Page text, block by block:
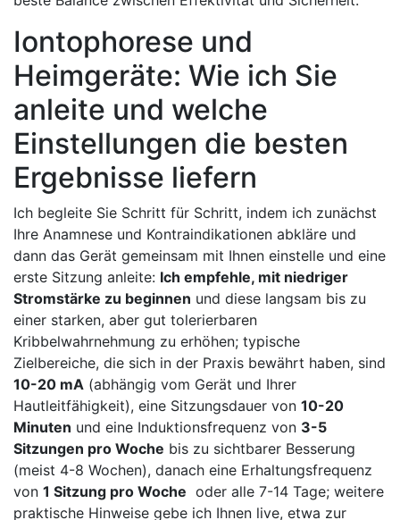
Iontophorese und
Heimgeräte: Wie ich Sie
anleite ⁤und welche
Einstellungen⁢ die besten
Ergebnisse liefern
Ich begleite​ Sie Schritt für Schritt, indem ich ​zunächst⁤
Ihre ​Anamnese und Kontraindikationen abkläre und
dann das Gerät gemeinsam mit Ihnen einstelle und eine
erste⁤ Sitzung ⁣anleite: Ich empfehle, mit niedriger
Stromstärke zu beginnen und diese⁤ langsam bis zu
einer starken, aber gut tolerierbaren
Kribbelwahrnehmung zu erhöhen; ⁤typische
Zielbereiche, die sich in der Praxis bewährt haben, sind⁢
10-20 mA (abhängig⁢ vom Gerät und Ihrer
Hautleitfähigkeit), ⁤eine⁣ Sitzungsdauer ​von 10-20
Minuten und eine⁢ Induktionsfrequenz von 3-5‌
Sitzungen pro Woche bis zu sichtbarer Besserung
(meist 4-8 Wochen), danach⁤ eine Erhaltungsfrequenz
von 1 Sitzung ‍pro Woche ​ oder alle 7-14 ⁤Tage; weitere
praktische Hinweise gebe ich Ihnen live, ‌etwa zur